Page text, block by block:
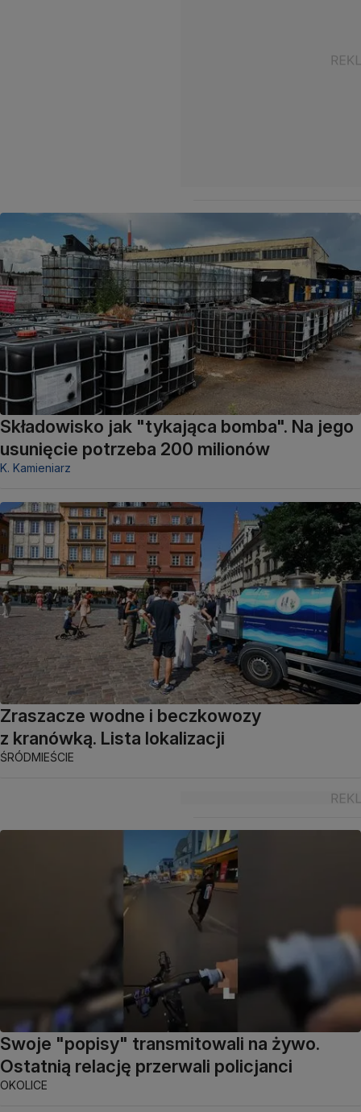
Składowisko jak "tykająca bomba". Na jego
usunięcie potrzeba 200 milionów
K. Kamieniarz
Zraszacze wodne i beczkowozy
z kranówką. Lista lokalizacji
ŚRÓDMIEŚCIE
Swoje "popisy" transmitowali na żywo.
Ostatnią relację przerwali policjanci
OKOLICE